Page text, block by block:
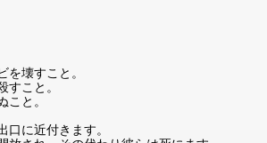
壊すこと。
こと。
と。
に近付きます。